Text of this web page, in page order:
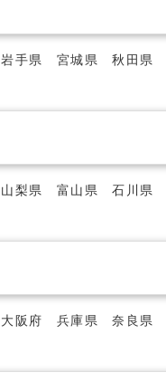
岩手県 宮城県 秋田県
山梨県 富山県 石川県
大阪府 兵庫県 奈良県